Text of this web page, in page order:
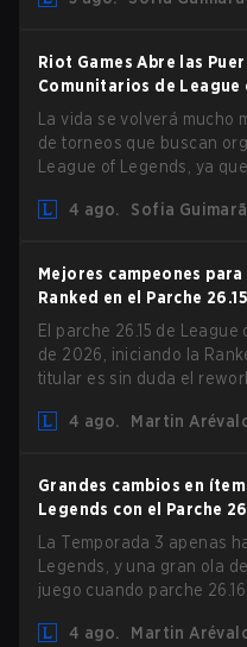
Riot Games Abre las
Comunitarios de League
La vida se volverá
de torneos que buscan
League of Legends, ya
eliminan varias
4 ago. Sofia
Mejores campeones
Ranked en el Parche 26.15
El parche 26.15 de
de 2026, iniciando la
titular es sin duda el
necesarios a picks que
4 ago. Martin
Grandes cambios en
Legends con el Parche
La Temporada 3 apenas
Legends, y una gran ola
juego cuando parche
parche estarán los
4 ago. Martin